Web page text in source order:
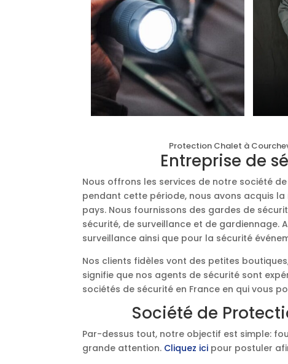
Protection Chalet à
Entreprise de
Nous offrons les services de notre société
pendant cette période, nous avons acquis
pays. Nous fournissons des gardes de
sécurité, de surveillance et de gardiennage.
surveillance ainsi que pour la sécurité
Nos clients fidèles vont des petites
signifie que nos agents de sécurité sont
sociétés de sécurité en France en qui vous
Société de
Par-dessus tout, notre objectif est simple:
grande attention. Cliquez ici pour postuler